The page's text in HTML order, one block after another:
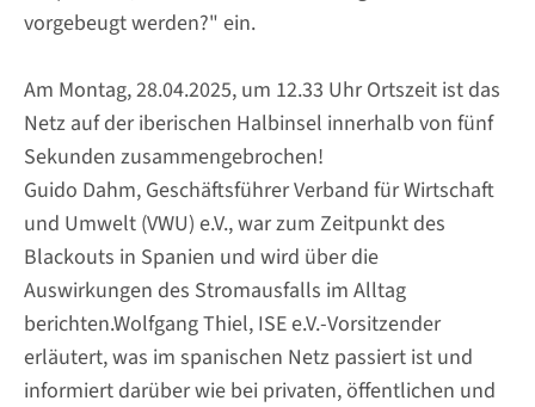
vorgebeugt werden?" ein.
Am Montag, 28.04.2025, um 12.33 Uhr Ortszeit ist das
Netz auf der iberischen Halbinsel innerhalb von fünf
Sekunden zusammengebrochen!
Guido Dahm, Geschäftsführer Verband für Wirtschaft
und Umwelt (VWU) e.V., war zum Zeitpunkt des
Blackouts in Spanien und wird über die
Auswirkungen des Stromausfalls im Alltag
berichten.Wolfgang Thiel, ISE e.V.-Vorsitzender
erläutert, was im spanischen Netz passiert ist und
informiert darüber wie bei privaten, öffentlichen und